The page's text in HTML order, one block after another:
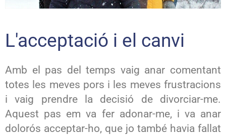
L'acceptació i el canvi
Amb el pas del temps vaig anar comentant
totes les meves pors i les meves frustracions
i vaig prendre la decisió de divorciar-me.
Aquest pas em va fer adonar-me, i va anar
dolorós acceptar-ho, que jo també havia fallat